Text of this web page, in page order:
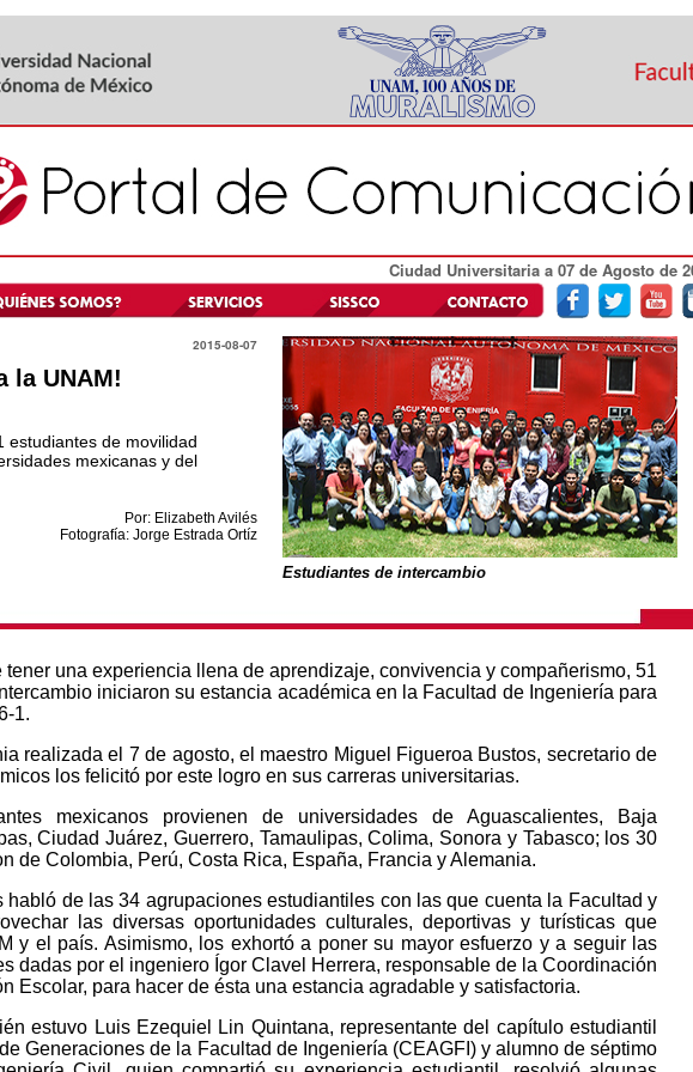
Ciudad Universitaria a 07 de Agosto de
2015-08-07
la UNAM!
estudiantes de movilidad
mexicanas y del
Por: Elizabeth Avilés
Fotografía: Jorge Estrada Ortíz
Estudiantes de intercambio
tener una experiencia llena de aprendizaje, convivencia y compañerismo, 51
iniciaron su estancia académica en la Facultad de Ingeniería para
1.
realizada el 7 de agosto, el maestro Miguel Figueroa Bustos, secretario de
los felicitó por este logro en sus carreras universitarias.
mexicanos provienen de universidades de Aguascalientes, Baja
Ciudad Juárez, Guerrero, Tamaulipas, Colima, Sonora y Tabasco; los 30
de Colombia, Perú, Costa Rica, España, Francia y Alemania.
habló de las 34 agrupaciones estudiantiles con las que cuenta la Facultad y
las diversas oportunidades culturales, deportivas y turísticas que
y el país. Asimismo, los exhortó a poner su mayor esfuerzo y a seguir las
dadas por el ingeniero Ígor Clavel Herrera, responsable de la Coordinación
Escolar, para hacer de ésta una estancia agradable y satisfactoria.
estuvo Luis Ezequiel Lin Quintana, representante del capítulo estudiantil
Generaciones de la Facultad de Ingeniería (CEAGFI) y alumno de séptimo